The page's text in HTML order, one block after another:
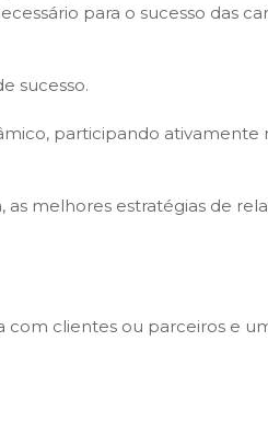
para o sucesso das
sucesso.
participando ativamente
as melhores estratégias de
com clientes ou parceiros e